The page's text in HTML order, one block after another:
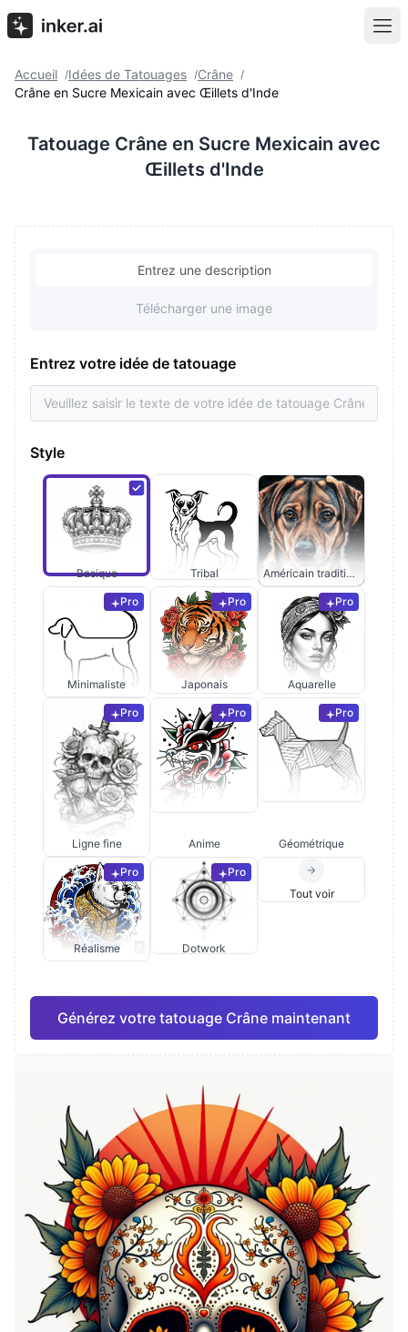
Accueil /Idées de Tatouages /Crâne /
Crâne en Sucre Mexicain avec Œillets d'Inde
Tatouage Crâne en Sucre Mexicain avec
Œillets d'Inde
Entrez une description
Télécharger une image
Entrez votre idée de tatouage
Style
Basique Tribal Américain traditionnel
Pro
Minimaliste
Pro
Japonais
Pro
Aquarelle
Pro
Ligne fine
Pro
Anime
Pro
Géométrique
Pro
Réalisme
Pro
Dotwork
Tout voir
Générez votre tatouage Crâne maintenant